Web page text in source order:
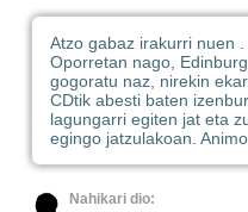
Atzo gabaz irakurri nuen .
Oporretan nago,
gogoratu naz, nirekin
CDtik abesti baten
lagungarri egiten jat eta
egingo jatzulakoan.
Nahikari dio: